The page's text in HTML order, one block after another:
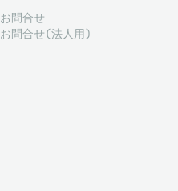
お問合せ
お問合せ(法人用)